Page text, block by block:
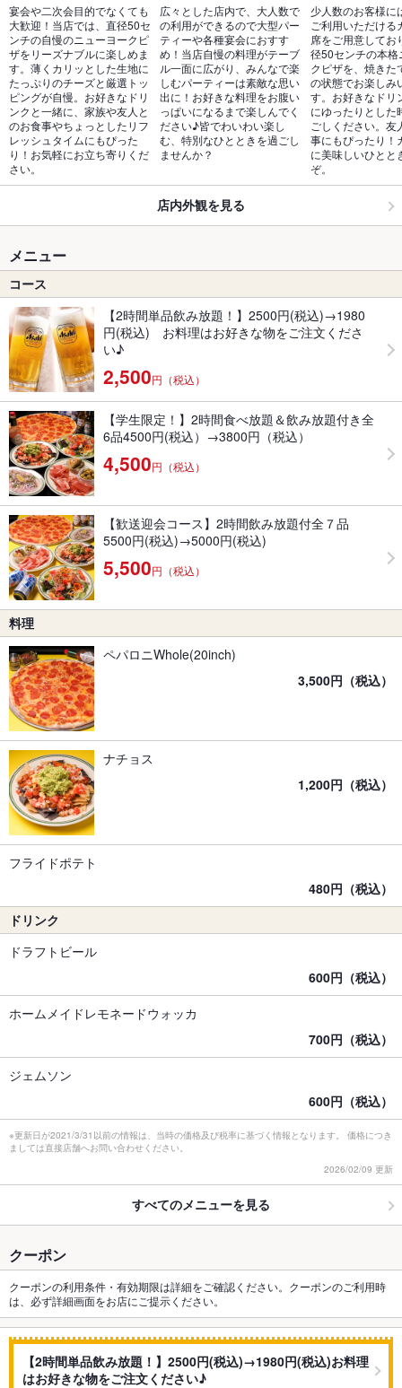
宴会や二次会目的でなくても
大歓迎！当店では、直径50セ
ンチの自慢のニューヨークピ
ザをリーズナブルに楽しめま
す。薄くカリッとした生地に
たっぷりのチーズと厳選トッ
ピングが自慢。お好きなドリ
ンクと一緒に、家族や友人と
のお食事やちょっとしたリフ
レッシュタイムにもぴった
り！お気軽にお立ち寄りくだ
さい。
広々とした店内で、大人数で
の利用ができるので大型パー
ティーや各種宴会におすす
め！当店自慢の料理がテーブ
ル一面に広がり、みんなで楽
しむパーティーは素敵な思い
出に！お好きな料理をお腹い
っぱいになるまで楽しんでく
ださい♪皆でわいわい楽し
む、特別なひとときを過ごし
ませんか？
少人数のお客様に
ご利用いただける
席をご用意してお
径50センチの本格
クピザを、焼きた
の状態でお楽しみ
す。お好きなドリ
にゆったりとした
ごしください。友
事にもぴったり！
に美味しいひとと
ぞ。
店内外観を見る
メニュー
コース
【2時間単品飲み放題！】2500円(税込)→1980
円(税込) お料理はお好きな物をご注文くださ
い♪
2,500円（税込）
【学生限定！】2時間食べ放題＆飲み放題付き全
6品4500円(税込）→3800円（税込）
4,500円（税込）
【歓送迎会コース】2時間飲み放題付全７品
5500円(税込)→5000円(税込)
5,500円（税込）
料理
ペパロニWhole(20inch)
3,500円（税込）
ナチョス
1,200円（税込）
フライドポテト
480円（税込）
ドリンク
ドラフトビール
600円（税込）
ホームメイドレモネードウォッカ
700円（税込）
ジェムソン
600円（税込）
※更新日が2021/3/31以前の情報は、当時の価格及び税率に基づく情報となります。 価格につき
ましては直接店舗へお問い合わせください。
2026/02/09 更新
すべてのメニューを見る
クーポン
クーポンの利用条件・有効期限は詳細をご確認ください。クーポンのご利用時
は、必ず詳細画面をお店にご提示ください。
【2時間単品飲み放題！】2500円(税込)→1980円(税込)お料理
はお好きな物をご注文ください♪